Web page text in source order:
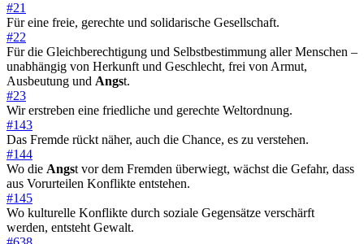
#21
Für eine freie, gerechte und solidarische Gesellschaft.
#22
Für die Gleichberechtigung und Selbstbestimmung aller Menschen –
unabhängig von Herkunft und Geschlecht, frei von Armut,
Ausbeutung und Angst.
#23
Wir erstreben eine friedliche und gerechte Weltordnung.
#143
Das Fremde rückt näher, auch die Chance, es zu verstehen.
#144
Wo die Angst vor dem Fremden überwiegt, wächst die Gefahr, dass
aus Vorurteilen Konflikte entstehen.
#145
Wo kulturelle Konflikte durch soziale Gegensätze verschärft
werden, entsteht Gewalt.